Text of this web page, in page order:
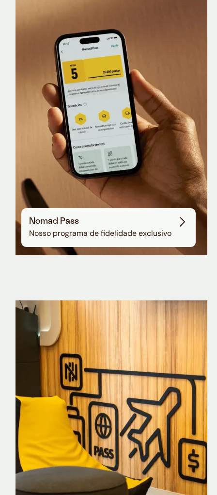
Nomad Lounge
Sala VIP no Aeroporto de Guarulhos
Nomad Pass
Nosso programa de fidelidade exclusivo
Nomad Explorer
Cartão de crédito brasileiro com cashback
em dólar